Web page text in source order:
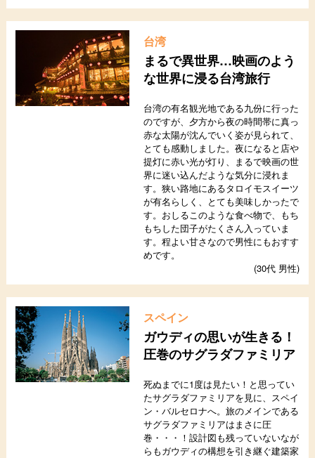
台湾
まるで異世界…映画のよう
な世界に浸る台湾旅行
台湾の有名観光地である九份に行った
のですが、夕方から夜の時間帯に真っ
赤な太陽が沈んでいく姿が見られて、
とても感動しました。夜になると店や
提灯に赤い光が灯り、まるで映画の世
界に迷い込んだような気分に浸れま
す。狭い路地にあるタロイモスイーツ
が有名らしく、とても美味しかったで
す。おしるこのような食べ物で、もち
もちした団子がたくさん入っていま
す。程よい甘さなので男性にもおすす
めです。
(30代 男性)
スペイン
ガウディの思いが生きる！
圧巻のサグラダファミリア
死ぬまでに1度は見たい！と思ってい
たサグラダファミリアを見に、スペイ
ン・バルセロナへ。旅のメインである
サグラダファミリアはまさに圧
巻・・・！設計図も残っていないなが
らもガウディの構想を引き継ぐ建築家